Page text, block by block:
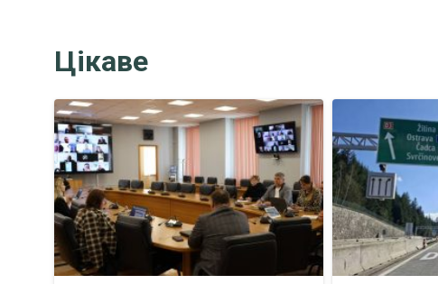
Цікаве